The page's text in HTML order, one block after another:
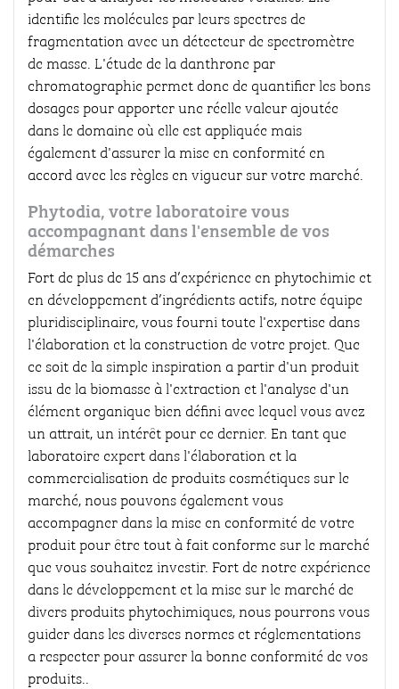
identifie les molécules par leurs spectres de
fragmentation avec un détecteur de spectromètre
de masse. L'étude de la danthrone par
chromatographie permet donc de quantifier les bons
dosages pour apporter une réelle valeur ajoutée
dans le domaine où elle est appliquée mais
également d'assurer la mise en conformité en
accord avec les règles en vigueur sur votre marché.
Phytodia, votre laboratoire vous
accompagnant dans l'ensemble de vos
démarches
Fort de plus de 15 ans d’expérience en phytochimie et
en développement d’ingrédients actifs, notre équipe
pluridisciplinaire, vous fourni toute l'expertise dans
l'élaboration et la construction de votre projet. Que
ce soit de la simple inspiration a partir d'un produit
issu de la biomasse à l'extraction et l'analyse d'un
élément organique bien défini avec lequel vous avez
un attrait, un intérêt pour ce dernier. En tant que
laboratoire expert dans l'élaboration et la
commercialisation de produits cosmétiques sur le
marché, nous pouvons également vous
accompagner dans la mise en conformité de votre
produit pour être tout à fait conforme sur le marché
que vous souhaitez investir. Fort de notre expérience
dans le développement et la mise sur le marché de
divers produits phytochimiques, nous pourrons vous
guider dans les diverses normes et réglementations
a respecter pour assurer la bonne conformité de vos
produits..